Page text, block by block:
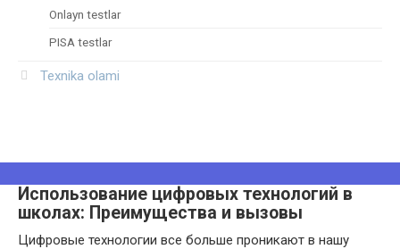
Onlayn testlar
PISA testlar
Texnika olami
Использование цифровых технологий в
школах: Преимущества и вызовы
Цифровые технологии все больше проникают в нашу